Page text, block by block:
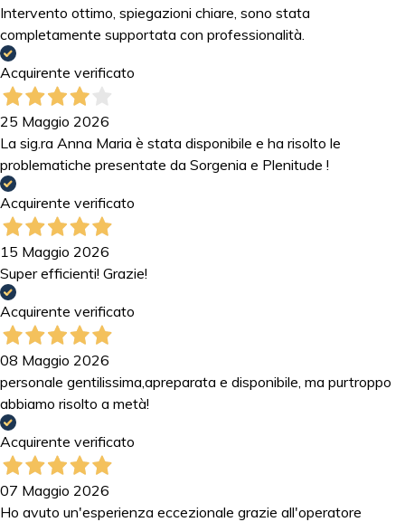
Intervento ottimo, spiegazioni chiare, sono stata
completamente supportata con professionalità.
Acquirente verificato
25 Maggio 2026
La sig.ra Anna Maria è stata disponibile e ha risolto le
problematiche presentate da Sorgenia e Plenitude !
Acquirente verificato
15 Maggio 2026
Super efficienti! Grazie!
Acquirente verificato
08 Maggio 2026
personale gentilissima,apreparata e disponibile, ma purtroppo
abbiamo risolto a metà!
Acquirente verificato
07 Maggio 2026
Ho avuto un'esperienza eccezionale grazie all'operatore